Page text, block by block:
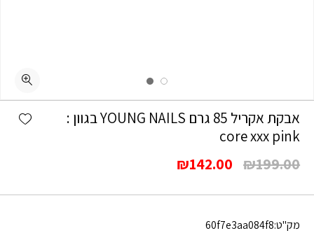
אבקת אקריל 85 גרם YOUNG NAILS בגוון :
core xxx pink
₪199.00
המחיר
היה:
₪199.00.
₪142.00
המחיר
הוא:
מק"ט:60f7e3aa084f8